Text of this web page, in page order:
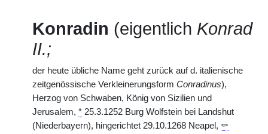
Konradin (eigentlich Konrad
II.;
der heute übliche Name geht zurück auf d. italienische
zeitgenössische Verkleinerungsform Conradinus),
Herzog von Schwaben, König von Sizilien und
Jerusalem, * 25.3.1252 Burg Wolfstein bei Landshut
(Niederbayern), hingerichtet 29.10.1268 Neapel, ⚰